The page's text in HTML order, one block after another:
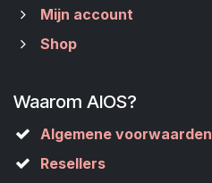
Mijn account
Shop
Waarom AIOS?
Algemene voorwaarden
Resellers